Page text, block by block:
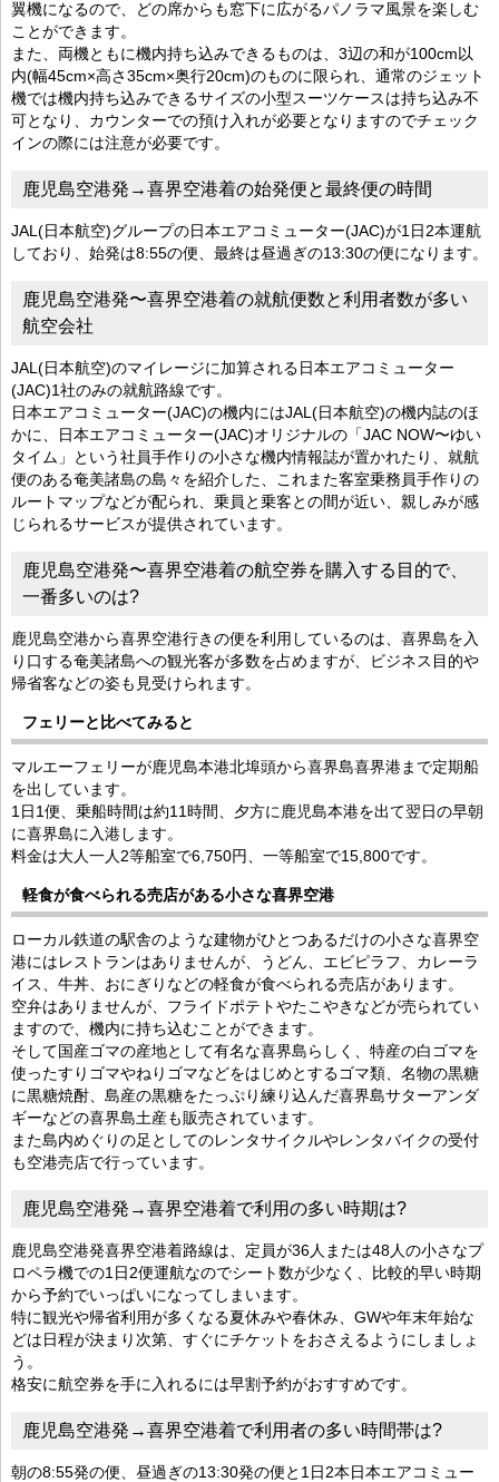
翼機になるので、どの席からも窓下に広がるパノラマ風景を楽しむ
ことができます。
また、両機ともに機内持ち込みできるものは、3辺の和が100cm以
内(幅45cm×高さ35cm×奥行20cm)のものに限られ、通常のジェット
機では機内持ち込みできるサイズの小型スーツケースは持ち込み不
可となり、カウンターでの預け入れが必要となりますのでチェック
インの際には注意が必要です。
鹿児島空港発→喜界空港着の始発便と最終便の時間
JAL(日本航空)グループの日本エアコミューター(JAC)が1日2本運航
しており、始発は8:55の便、最終は昼過ぎの13:30の便になります。
鹿児島空港発〜喜界空港着の就航便数と利用者数が多い
航空会社
JAL(日本航空)のマイレージに加算される日本エアコミューター
(JAC)1社のみの就航路線です。
日本エアコミューター(JAC)の機内にはJAL(日本航空)の機内誌のほ
かに、日本エアコミューター(JAC)オリジナルの「JAC NOW〜ゆい
タイム」という社員手作りの小さな機内情報誌が置かれたり、就航
便のある奄美諸島の島々を紹介した、これまた客室乗務員手作りの
ルートマップなどが配られ、乗員と乗客との間が近い、親しみが感
じられるサービスが提供されています。
鹿児島空港発〜喜界空港着の航空券を購入する目的で、
一番多いのは?
鹿児島空港から喜界空港行きの便を利用しているのは、喜界島を入
り口する奄美諸島への観光客が多数を占めますが、ビジネス目的や
帰省客などの姿も見受けられます。
フェリーと比べてみると
マルエーフェリーが鹿児島本港北埠頭から喜界島喜界港まで定期船
を出しています。
1日1便、乗船時間は約11時間、夕方に鹿児島本港を出て翌日の早朝
に喜界島に入港します。
料金は大人一人2等船室で6,750円、一等船室で15,800です。
軽食が食べられる売店がある小さな喜界空港
ローカル鉄道の駅舎のような建物がひとつあるだけの小さな喜界空
港にはレストランはありませんが、うどん、エビピラフ、カレーラ
イス、牛丼、おにぎりなどの軽食が食べられる売店があります。
空弁はありませんが、フライドポテトやたこやきなどが売られてい
ますので、機内に持ち込むことができます。
そして国産ゴマの産地として有名な喜界島らしく、特産の白ゴマを
使ったすりゴマやねりゴマなどをはじめとするゴマ類、名物の黒糖
に黒糖焼酎、島産の黒糖をたっぷり練り込んだ喜界島サターアンダ
ギーなどの喜界島土産も販売されています。
また島内めぐりの足としてのレンタサイクルやレンタバイクの受付
も空港売店で行っています。
鹿児島空港発→喜界空港着で利用の多い時期は?
鹿児島空港発喜界空港着路線は、定員が36人または48人の小さなプ
ロペラ機での1日2便運航なのでシート数が少なく、比較的早い時期
から予約でいっぱいになってしまいます。
特に観光や帰省利用が多くなる夏休みや春休み、GWや年末年始な
どは日程が決まり次第、すぐにチケットをおさえるようにしましょ
う。
格安に航空券を手に入れるには早割予約がおすすめです。
鹿児島空港発→喜界空港着で利用者の多い時間帯は?
朝の8:55発の便、昼過ぎの13:30発の便と1日2本日本エアコミュー